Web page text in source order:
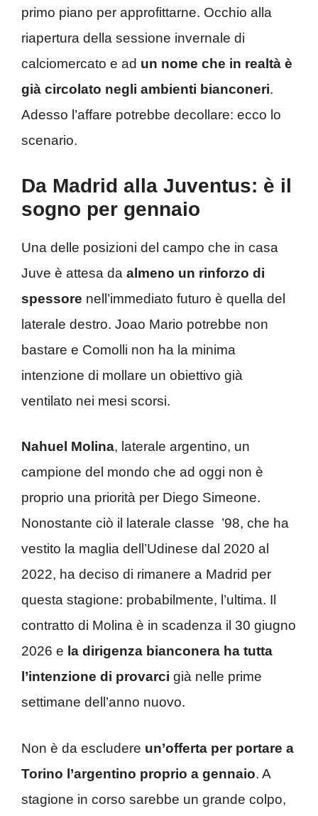
primo piano per approfittarne. Occhio alla
riapertura della sessione invernale di
calciomercato e ad un nome che in realtà è
già circolato negli ambienti bianconeri.
Adesso l’affare potrebbe decollare: ecco lo
scenario.
Da Madrid alla Juventus: è il
sogno per gennaio
Una delle posizioni del campo che in casa
Juve è attesa da almeno un rinforzo di
spessore nell’immediato futuro è quella del
laterale destro. Joao Mario potrebbe non
bastare e Comolli non ha la minima
intenzione di mollare un obiettivo già
ventilato nei mesi scorsi.
Nahuel Molina, laterale argentino, un
campione del mondo che ad oggi non è
proprio una priorità per Diego Simeone.
Nonostante ciò il laterale classe ’98, che ha
vestito la maglia dell’Udinese dal 2020 al
2022, ha deciso di rimanere a Madrid per
questa stagione: probabilmente, l’ultima. Il
contratto di Molina è in scadenza il 30 giugno
2026 e la dirigenza bianconera ha tutta
l’intenzione di provarci già nelle prime
settimane dell’anno nuovo.
Non è da escludere un’offerta per portare a
Torino l’argentino proprio a gennaio. A
stagione in corso sarebbe un grande colpo,